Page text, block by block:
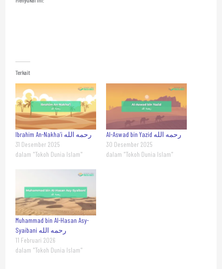
Terkait
Ibrahim An-Nakha‘i رحمه الله
31 Desember 2025
dalam "Tokoh Dunia Islam"
Al-Aswad bin Yazid رحمه الله
30 Desember 2025
dalam "Tokoh Dunia Islam"
Muhammad bin Al-Hasan Asy-
Syaibani رحمه الله
11 Februari 2026
dalam "Tokoh Dunia Islam"